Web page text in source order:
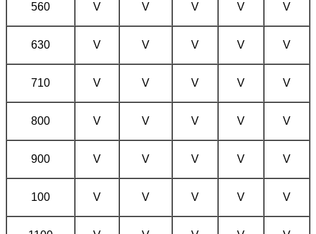
560 V V V V V
630 V V V V V
710 V V V V V
800 V V V V V
900 V V V V V
100 V V V V V